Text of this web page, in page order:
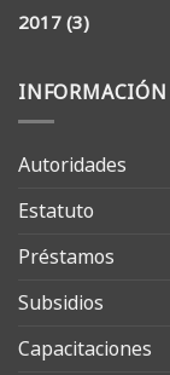
2017(3)
INFORMACIÓN
Autoridades
Estatuto
Préstamos
Subsidios
Capacitaciones